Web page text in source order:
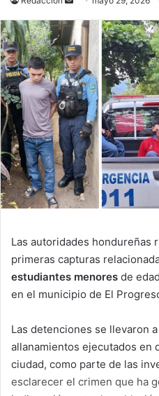
email
Las autoridades hondureñas
primeras capturas
estudiantes menores de
en el municipio de El
Las detenciones se llevaron
allanamientos ejecutados en
ciudad, como parte de las
esclarecer el crimen que ha